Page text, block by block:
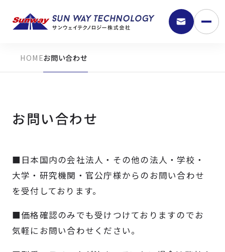
製品検索
お問い合わせ
お問い合わせ
■日本国内の会社法人・その他の法人・学校・
大学・研究機関・官公庁様からのお問い合わせ
を受付しております。
■価格確認のみでも受けつけておりますのでお
気軽にお問い合わせください。